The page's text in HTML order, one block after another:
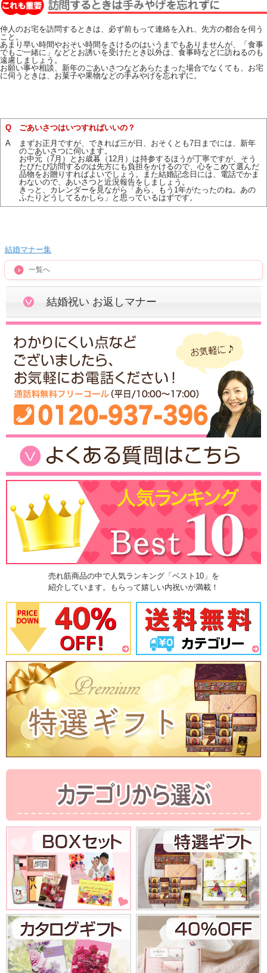
仲人のお宅を訪問するときは、必ず前もって連絡を入れ、先方の都合を伺う
こと。
あまり早い時間やおそい時間をさけるのはいうまでもありませんが、「食事
でもご一緒に」などとお誘いを受けたとき以外は、食事時などに訪ねるのも
遠慮しましょう。
お願い事や相談、新年のごあいさつなどあらたまった場合でなくても、お宅
に伺うときは、お菓子や果物などの手みやげを忘れずに。
Q
ごあいさつはいつすればいいの？
A
まずお正月ですが、できれば三が日、おそくとも7日までには、新年
のごあいさつに伺います。
お中元（7月）とお歳暮（12月）は持参するほうが丁寧ですが、そう
たびたび訪問するのは先方にも負担をかけるので、心をこめて選んだ
品物をお贈りすればよいでしょう。また結婚記念日には、電話でかま
わないので、あいさつと近況報告をしましょう。
きっと、カレンダーを見ながら「あら、もう1年がたったのね。あの
ふたりどうしてるかしら」と思っているはずです。
結婚マナー集
一覧へ
結婚祝い お返しマナー
売れ筋商品の中で人気ランキング「ベスト10」を
紹介しています。もらって嬉しい内祝いが満載！